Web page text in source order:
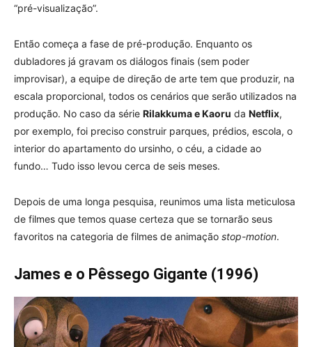
“pré-visualização”.
Então começa a fase de pré-produção. Enquanto os
dubladores já gravam os diálogos finais (sem poder
improvisar), a equipe de direção de arte tem que produzir, na
escala proporcional, todos os cenários que serão utilizados na
produção. No caso da série Rilakkuma e Kaoru da Netflix,
por exemplo, foi preciso construir parques, prédios, escola, o
interior do apartamento do ursinho, o céu, a cidade ao
fundo… Tudo isso levou cerca de seis meses.
Depois de uma longa pesquisa, reunimos uma lista meticulosa
de filmes que temos quase certeza que se tornarão seus
favoritos na categoria de filmes de animação stop-motion.
James e o Pêssego Gigante (1996)